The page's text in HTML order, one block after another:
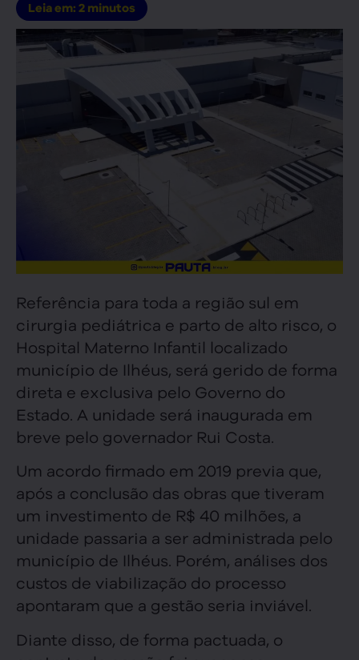
Leia em: 2 minutos
Referência para toda a região sul em
cirurgia pediátrica e parto de alto risco, o
Hospital Materno Infantil localizado
município de Ilhéus, será gerido de forma
direta e exclusiva pelo Governo do
Estado. A unidade será inaugurada em
breve pelo governador Rui Costa.
Um acordo firmado em 2019 previa que,
após a conclusão das obras que tiveram
um investimento de R$ 40 milhões, a
unidade passaria a ser administrada pelo
município de Ilhéus. Porém, análises dos
custos de viabilização do processo
apontaram que a gestão seria inviável.
Diante disso, de forma pactuada, o